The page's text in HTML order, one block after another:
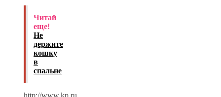
Читай
еще!
Не
держите
кошку
в
спальне
http://www.kp.ru